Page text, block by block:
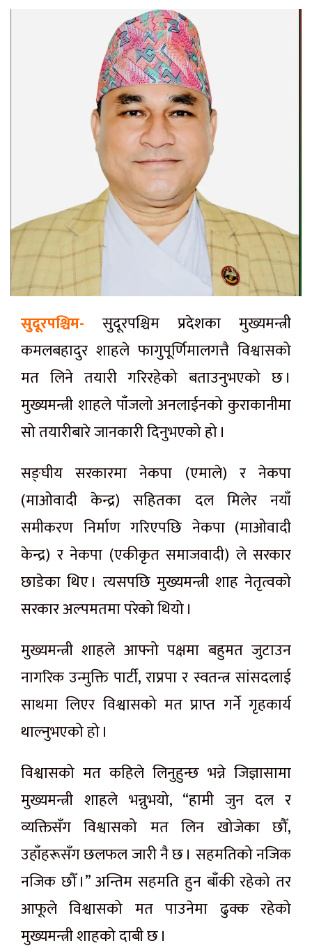
सुदूरपश्चिम- सुदूरपश्चिम प्रदेशका मुख्यमन्त्री
कमलबहादुर शाहले फागुपूर्णिमालगत्तै विश्वासको
मत लिने तयारी गरिरहेको बताउनुभएको छ ।
मुख्यमन्त्री शाहले पाँजलो अनलाईनको कुराकानीमा
सो तयारीबारे जानकारी दिनुभएको हो ।
सङ्घीय सरकारमा नेकपा (एमाले) र नेकपा
(माओवादी केन्द्र) सहितका दल मिलेर नयाँ
समीकरण निर्माण गरिएपछि नेकपा (माओवादी
केन्द्र) र नेकपा (एकीकृत समाजवादी) ले सरकार
छाडेका थिए । त्यसपछि मुख्यमन्त्री शाह नेतृत्वको
सरकार अल्पमतमा परेको थियो ।
मुख्यमन्त्री शाहले आफ्नो पक्षमा बहुमत जुटाउन
नागरिक उन्मुक्ति पार्टी, राप्रपा र स्वतन्त्र सांसदलाई
साथमा लिएर विश्वासको मत प्राप्त गर्ने गृहकार्य
थाल्नुभएको हो ।
विश्वासको मत कहिले लिनुहुन्छ भन्ने जिज्ञासामा
मुख्यमन्त्री शाहले भन्नुभयो, “हामी जुन दल र
व्यक्तिसँग विश्वासको मत लिन खोजेका छौँ,
उहाँहरूसँग छलफल जारी नै छ । सहमतिको नजिक
नजिक छौँ ।” अन्तिम सहमति हुन बाँकी रहेको तर
आफूले विश्वासको मत पाउनेमा ढुक्क रहेको
मुख्यमन्त्री शाहको दाबी छ ।